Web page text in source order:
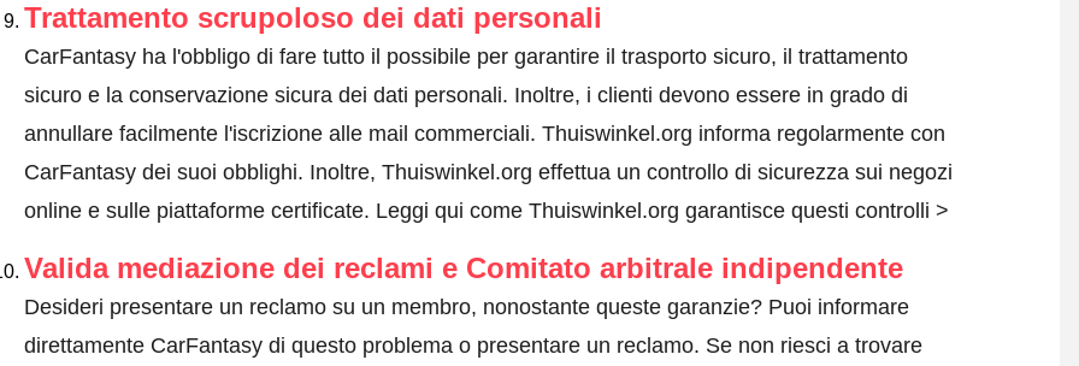
Trattamento scrupoloso dei dati personali
CarFantasy ha l'obbligo di fare tutto il possibile per garantire il trasporto sicuro, il trattamento
sicuro e la conservazione sicura dei dati personali. Inoltre, i clienti devono essere in grado di
annullare facilmente l'iscrizione alle mail commerciali. Thuiswinkel.org informa regolarmente con
CarFantasy dei suoi obblighi. Inoltre, Thuiswinkel.org effettua un controllo di sicurezza sui negozi
online e sulle piattaforme certificate. Leggi qui come Thuiswinkel.org garantisce questi controlli >
Valida mediazione dei reclami e Comitato arbitrale indipendente
Desideri presentare un reclamo su un membro, nonostante queste garanzie? Puoi informare
direttamente CarFantasy di questo problema o presentare un reclamo. Se non riesci a trovare